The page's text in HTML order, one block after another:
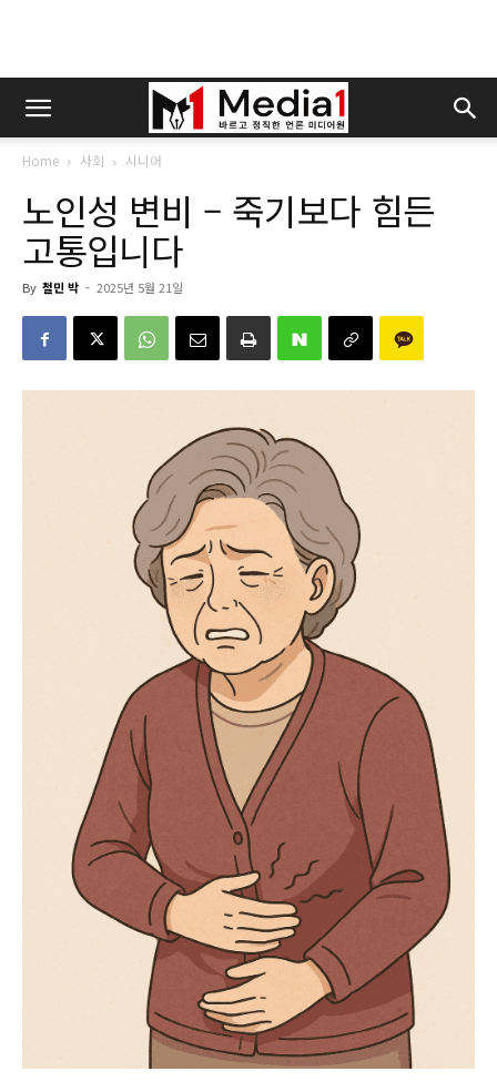
Home 사회 시니어
노인성 변비 – 죽기보다 힘든
고통입니다
By 철민 박 - 2025년 5월 21일